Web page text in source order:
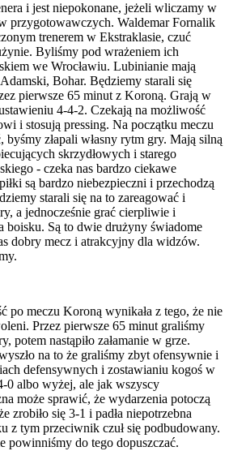
i jest niepokonane, jeżeli wliczamy w
przygotowawczych. Waldemar Fornalik
trenerem w Ekstraklasie, czuć
Byliśmy pod wrażeniem ich
we Wrocławiu. Lubinianie mają
Bohar. Będziemy starali się
pierwsze 65 minut z Koroną. Grają w
4-4-2. Czekają na możliwość
i stosują pressing. Na początku meczu
byśmy złapali własny rytm gry. Mają silną
skrzydłowych i starego
- czeka nas bardzo ciekawe
są bardzo niebezpieczni i przechodzą
starali się na to zareagować i
a jednocześnie grać cierpliwie i
boisku. Są to dwie drużyny świadome
dobry mecz i atrakcyjny dla widzów.
po meczu Koroną wynikała z tego, że nie
Przez pierwsze 65 minut graliśmy
potem nastąpiło załamanie w grze.
na to że graliśmy zbyt ofensywnie i
defensywnych i zostawianiu kogoś w
0 albo wyżej, ale jak wszyscy
może sprawić, że wydarzenia potoczą
zrobiło się 3-1 i padła niepotrzebna
z tym przeciwnik czuł się podbudowany.
powinniśmy do tego dopuszczać.